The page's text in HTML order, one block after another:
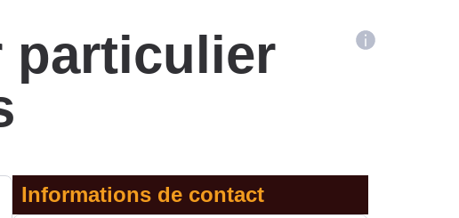
particulier
Informations de contact